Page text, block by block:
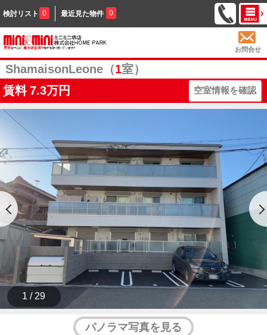
検討リスト 0 最近見た物件 0
お問合せ
ShamaisonLeone（1室）
賃料 7.3万円 空室情報を確認
1 / 29
パノラマ写真を見る